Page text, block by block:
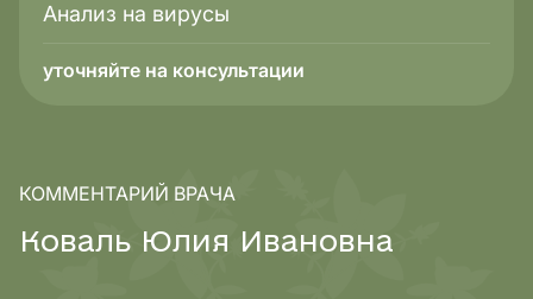
Анализ на вирусы
уточняйте на консультации
КОММЕНТАРИЙ ВРАЧА
Коваль Юлия И вановна